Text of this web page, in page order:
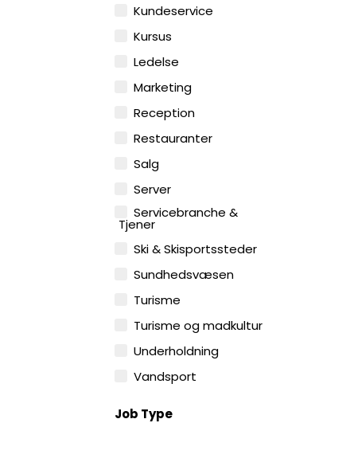
Kundeservice
Kursus
Ledelse
Marketing
Reception
Restauranter
Salg
Server
Servicebranche &
Tjener
Ski & Skisportssteder
Sundhedsvæsen
Turisme
Turisme og madkultur
Underholdning
Vandsport
Job Type